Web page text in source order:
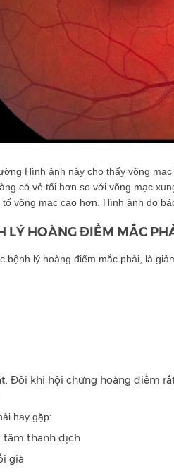
Hình ảnh này cho thấy võng
có vẻ tối hơn so với võng mạc
tố võng mạc cao hơn. Hình ảnh do
LÝ HOÀNG ĐIỂM MẮC
bệnh lý hoàng điểm mắc phải, là
Đôi khi hội chứng hoàng điểm
hay gặp:
tâm thanh dịch
già